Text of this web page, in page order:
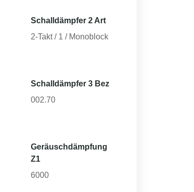
Schalldämpfer 2 Art
2-Takt / 1 / Monoblock
Schalldämpfer 3 Bez
002.70
Geräuschdämpfung
Z1
6000